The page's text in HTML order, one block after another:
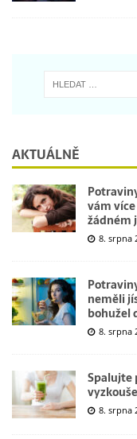
AKTUÁLNĚ
vám
žádném
8. srpna
neměli
bohužel
8. srpna
Spalujte
8. srpna